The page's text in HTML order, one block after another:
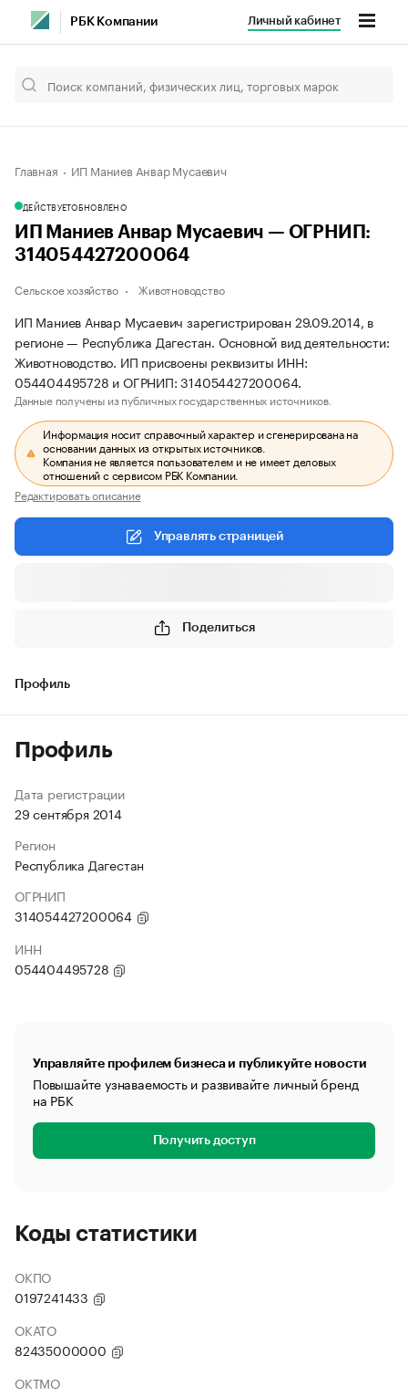
РБК Компании Личный кабинет
Главная ИП Маниев Анвар Мусаевич
ДЕЙСТВУЕТОБНОВЛЕНО
ИП Маниев Анвар Мусаевич — ОГРНИП:
314054427200064
Сельское хозяйство Животноводство
ИП Маниев Анвар Мусаевич зарегистрирован 29.09.2014, в
регионе — Республика Дагестан. Основной вид деятельности:
Животноводство. ИП присвоены реквизиты ИНН:
054404495728 и ОГРНИП: 314054427200064.
Данные получены из публичных государственных источников.
Информация носит справочный характер и сгенерирована на
основании данных из открытых источников.
Компания не является пользователем и не имеет деловых
отношений с сервисом РБК Компании.
Редактировать описание
Управлять страницей
Поделиться
Профиль
Профиль
Дата регистрации
29 сентября 2014
Регион
Республика Дагестан
ОГРНИП
314054427200064
ИНН
054404495728
Управляйте профилем бизнеса и публикуйте новости
Повышайте узнаваемость и развивайте личный бренд
на РБК
Получить доступ
Коды статистики
ОКПО
0197241433
ОКАТО
82435000000
ОКТМО